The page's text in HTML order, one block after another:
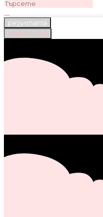
резултата
Виж всички